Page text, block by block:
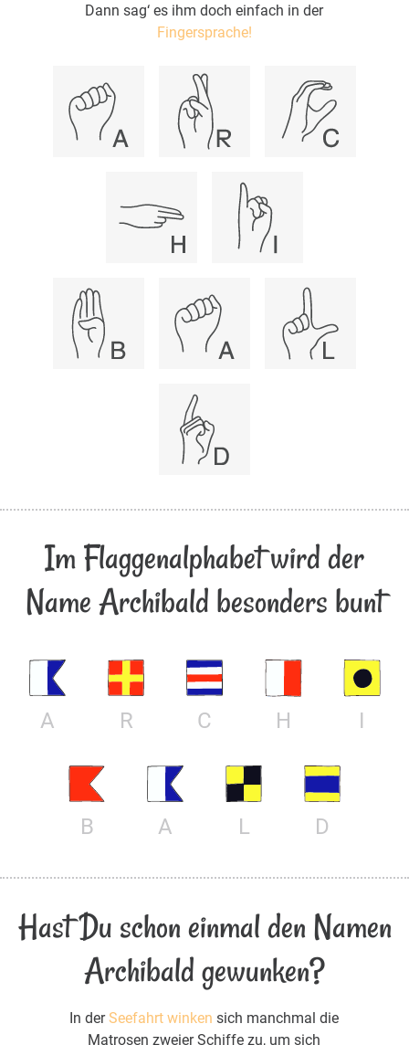
Dann sag‘ es ihm doch einfach in der
Fingersprache!
Im Flaggenalphabet wird der
Name Archibald besonders bunt
A R C H I
B A L D
Hast Du schon einmal den Namen
Archibald gewunken?
In derSeefahrt winken sich manchmal die
Matrosen zweier Schiffe zu, um sich